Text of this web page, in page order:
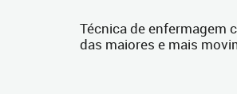
Técnica de enfermagem
das maiores e mais